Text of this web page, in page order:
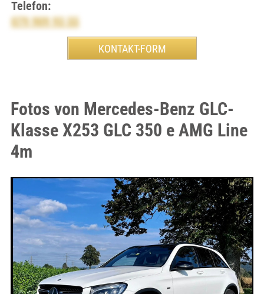
Telefon:
079 909 93 55
Fotos von Mercedes-Benz GLC-
Klasse X253 GLC 350 e AMG Line
4m